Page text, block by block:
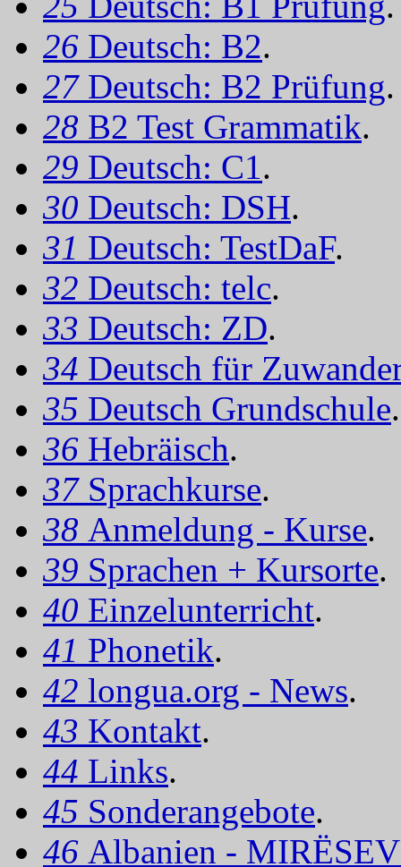
26 Deutsch: B2.
27 Deutsch: B2 Prüfung.
28 B2 Test Grammatik.
29 Deutsch: C1.
30 Deutsch: DSH.
31 Deutsch: TestDaF.
32 Deutsch: telc.
33 Deutsch: ZD.
34 Deutsch für
35 Deutsch Grundschule.
36 Hebräisch.
37 Sprachkurse.
38 Anmeldung - Kurse.
39 Sprachen + Kursorte.
40 Einzelunterricht.
41 Phonetik.
42 longua.org - News.
43 Kontakt.
44 Links.
45 Sonderangebote.
46 Albanien -